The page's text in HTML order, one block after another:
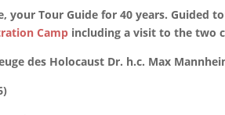
your Tour Guide for 40 years. Guided
Campincluding a visit to the two
des Holocaust Dr. h.c. Max